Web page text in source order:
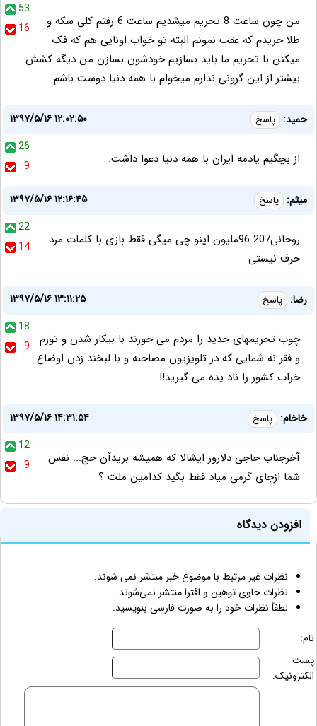
53
16
من چون ساعت 8 تحریم میشدیم ساعت 6 رفتم کلی سکه و
طلا خریدم که عقب نمونم البته تو خواب اونایی هم که فک
میکنن با تحریم ما باید بسازیم خودشون بسازن من دیگه کشش
بیشتر از این گرونی ندارم میخوام با همه دنیا دوست باشم
حمید: پاسخ
۱۳۹۷/۵/۱۶ ۱۲:۰۲:۵۰
26
9
از بچگیم یادمه ایران با همه دنیا دعوا داشت.
میثم: پاسخ
۱۳۹۷/۵/۱۶ ۱۲:۱۶:۴۵
22
14
روحانی207 96ملیون اینو چی میگی فقط بازی با کلمات مرد
حرف نیستی
رضا: پاسخ
۱۳۹۷/۵/۱۶ ۱۳:۱۱:۲۵
18
9
چوب تحریمهای جدید را مردم می خورند با بیکار شدن و تورم
و فقر نه شمایی که در تلویزیون مصاحبه و با لبخند زدن اوضاع
خراب کشور را ناد یده می گیرید!!
خاخام: پاسخ
۱۳۹۷/۵/۱۶ ۱۴:۳۱:۵۴
12
9
آخرجناب حاجی دلارور ایشالا که همیشه بریدآن حج... نفس
شما ازجای گرمی میاد فقط بگید کدامین ملت ؟
افزودن دیدگاه
نظرات غیر مرتبط با موضوع خبر منتشر نمی شوند.
نظرات حاوی توهین و افترا منتشر نمی‌شوند.
لطفاً نظرات خود را به صورت فارسی بنویسید.
نام:
پست
الکترونیک: